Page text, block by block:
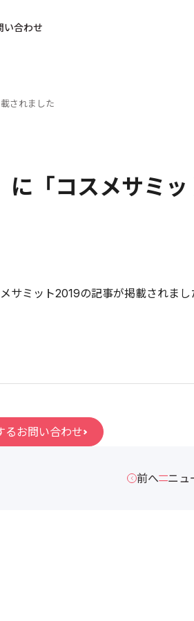
い合わせ
されました
に「コスメサミ
サミット2019の記事が掲載されまし
るお問い合わせ
前へ ニュ